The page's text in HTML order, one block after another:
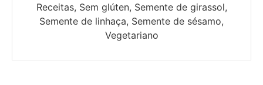
Receitas, Sem glúten, Semente de girassol,
Semente de linhaça, Semente de sésamo,
Vegetariano